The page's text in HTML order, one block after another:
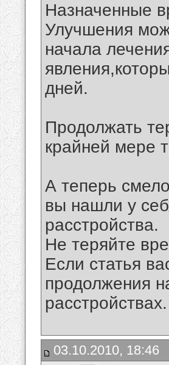
Назначенные
Улучшения
начала
дней.
Продолжать
крайней мере
А теперь
вы нашли у
расстройства.
Не теряйте
Если статья
продолжения
расстройствах.
03.10.2010, 18:46